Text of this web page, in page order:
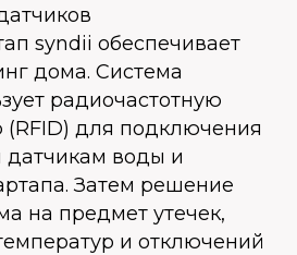
syndii обеспечивает
дома. Система
радиочастотную
для подключения
воды и
Затем решение
на предмет утечек,
и отключений